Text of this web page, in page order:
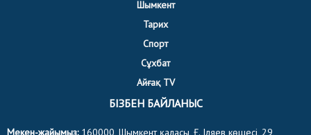
Шымкент
Тарих
Спорт
Сұхбат
Айғақ TV
БІЗБЕН БАЙЛАНЫС
Мекен-жайымыз:160000, Шымкент қаласы, Ғ. Іляев көшесі, 29,